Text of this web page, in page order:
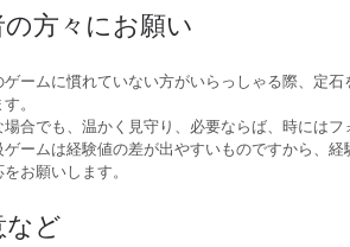
方々にお願い
ゲームに慣れていない方がいらっしゃる際、定
。
場合でも、温かく見守り、必要ならば、時にはフ
ゲームは経験値の差が出やすいものですから、
お願いします。
など